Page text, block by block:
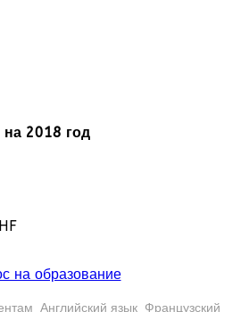
2018 год
на образование
Английский язык Французский